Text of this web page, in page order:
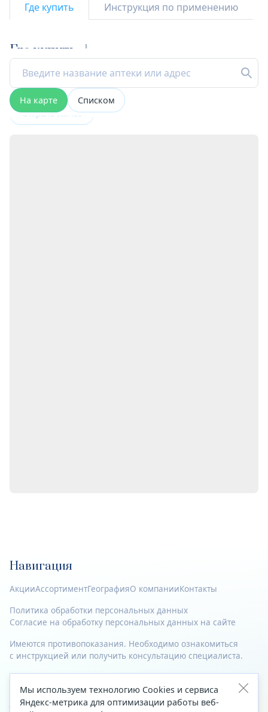
Где купить Инструкция по применению
Где купить 1
На карте Списком
Открыта сейчас
Навигация
АкцииАссортиментГеографияО компанииКонтакты
Политика обработки персональных данных
Согласие на обработку персональных данных на сайте
Имеются противопоказания. Необходимо ознакомиться
с инструкцией или получить консультацию специалиста.
© 2023—2026 Все права защищены.
Адрес
Мы используем технологию Cookies и сервиса
Яндекс-метрика для оптимизации работы веб-